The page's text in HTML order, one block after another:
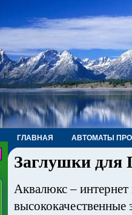
ГЛАВНАЯ АВТОМАТЫ
ТРУБЫ, ФИТИНГИ, КРАНЫ
Заглушки для
Аквалюкс –